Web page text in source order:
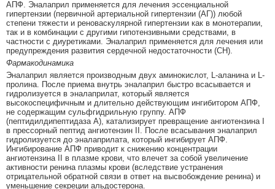
АПФ. Эналаприл применяется для лечения эссенциальной
гипертензии (первичной артериальной гипертензии (АГ)) любой
степени тяжести и реноваскулярной гипертензии как в монотерапии,
так и в комбинации с другими гипотензивными средствами, в
частности с диуретиками. Эналаприл применяется для лечения или
предупреждения развития сердечной недостаточности (СН).
Фармакодинамика
Эналаприл является производным двух аминокислот, L-аланина и L-
пролина. После приема внутрь эналаприл быстро всасывается и
гидролизуется в эналаприлат, который является
высокоспецифичным и длительно действующим ингибитором АПФ,
не содержащим сульфгидрильную группу. АПФ
(пептидилдипептидаза А), катализирует превращение ангиотензина I
в прессорный пептид ангиотензин II. После всасывания эналаприл
гидролизуется до эналаприлата, который ингибирует АПФ.
Ингибирование АПФ приводит к снижению концентрации
ангиотензина II в плазме крови, что влечет за собой увеличение
активности ренина плазмы крови (вследствие устранения
отрицательной обратной связи в ответ на высвобождение ренина) и
уменьшение секреции альдостерона.